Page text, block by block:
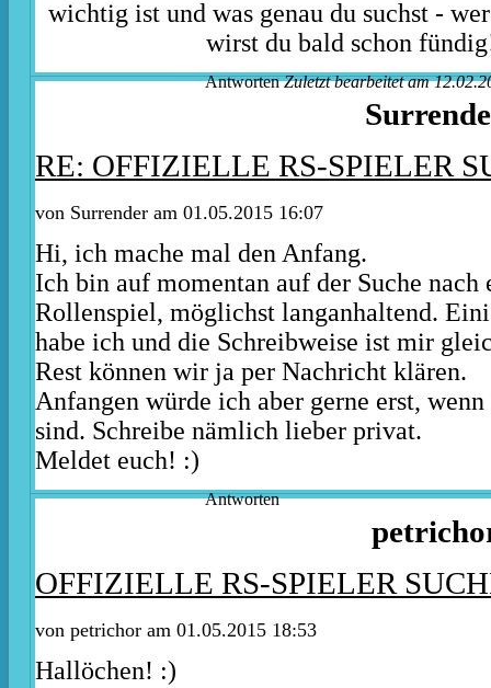
wichtig ist und was genau du suchst -
wirst du bald schon
Antworten Zuletzt bearbeitet am
RE: OFFIZIELLE RS-SPIELER
von Surrender am 01.05.2015 16:07
Hi, ich mache mal den Anfang.
Ich bin auf momentan auf der Suche nach
Rollenspiel, möglichst langanhaltend.
habe ich und die Schreibweise ist mir
Rest können wir ja per Nachricht klären.
Anfangen würde ich aber gerne erst,
sind. Schreibe nämlich lieber privat.
Meldet euch! :)
Antworten
OFFIZIELLE RS-SPIELER
von petrichor am 01.05.2015 18:53
Hallöchen! :)